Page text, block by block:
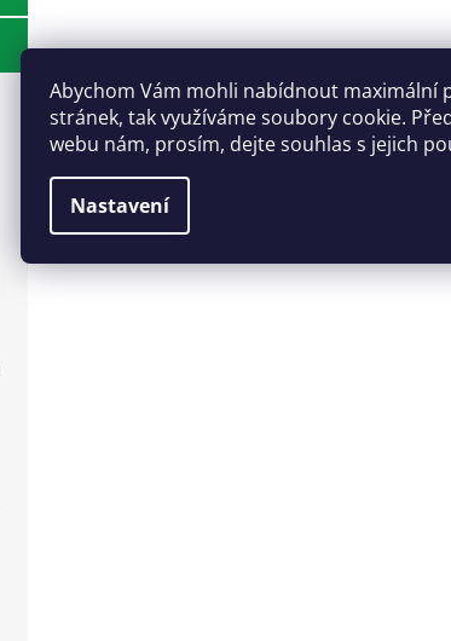
Abychom Vám mohli nabídnout maximální
stránek, tak využíváme soubory cookie.
webu nám, prosím, dejte souhlas s jejich
Nastavení